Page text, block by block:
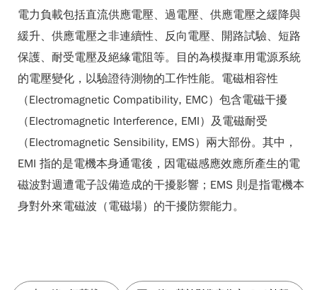
電力負載包括直流供應電壓、過電壓、供應電壓之緩降與
緩升、供應電壓之非連續性、反向電壓、開路試驗、短路
保護、耐受電壓及絕緣電阻等。目的為模擬車用電源系統
的電壓變化，以驗證待測物的工作性能。電磁相容性
（Electromagnetic Compatibility, EMC）包含電磁干擾
（Electromagnetic Interference, EMI）及電磁耐受
（Electromagnetic Sensibility, EMS）兩大部份。其中，
EMI 指的是電機本身通電後，因電磁感應效應所產生的電
磁波對週遭電子設備造成的干擾影響；EMS 則是指電機本
身對外來電磁波（電磁場）的干擾防禦能力。